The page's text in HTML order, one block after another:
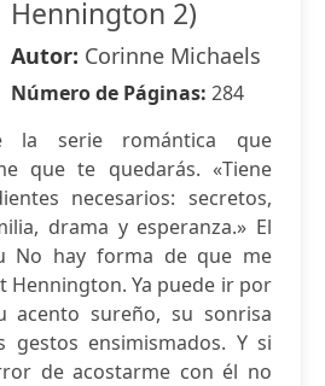
Hennington 2)
Autor: Corinne Michaels
Número de Páginas: 284
la serie romántica que
que te quedarás. «Tiene
necesarios: secretos,
drama y esperanza.» El
No hay forma de que me
Hennington. Ya puede ir por
acento sureño, su sonrisa
gestos ensimismados. Y si
de acostarme con él no